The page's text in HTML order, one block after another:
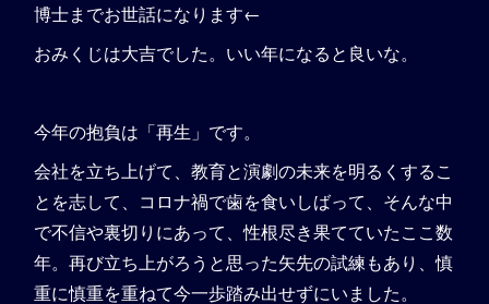
博士までお世話になります←
おみくじは大吉でした。いい年になると良いな。
今年の抱負は「再生」です。
会社を立ち上げて、教育と演劇の未来を明るくするこ
とを志して、コロナ禍で歯を食いしばって、そんな中
で不信や裏切りにあって、性根尽き果てていたここ数
年。再び立ち上がろうと思った矢先の試練もあり、慎
重に慎重を重ねて今一歩踏み出せずにいました。